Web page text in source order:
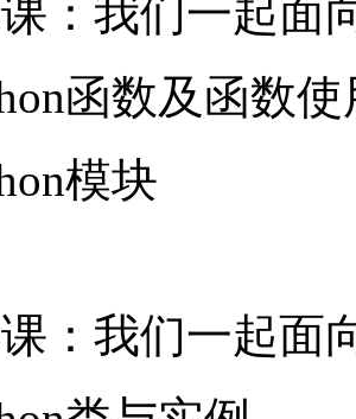
：我们一起面
函数及函数使
模块
：我们一起面